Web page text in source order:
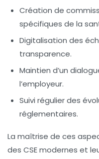
Création de
spécifiques de la
Digitalisation des
transparence.
Maintien d’un
l’employeur.
Suivi régulier des
réglementaires.
La maîtrise de ces
des CSE modernes et